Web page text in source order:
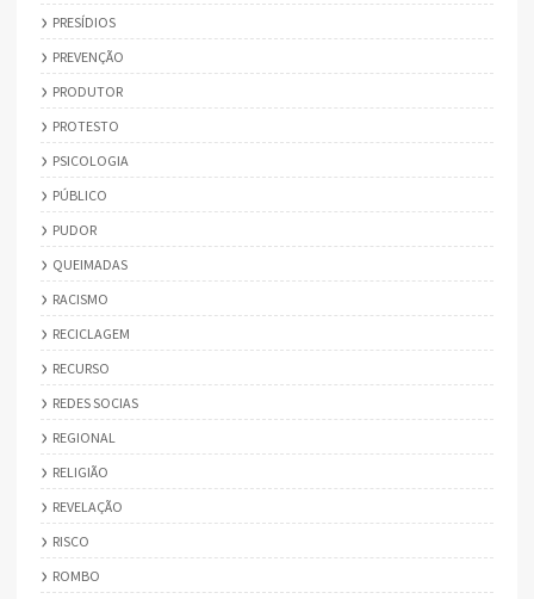
PRESÍDIOS
PREVENÇÃO
PRODUTOR
PROTESTO
PSICOLOGIA
PÚBLICO
PUDOR
QUEIMADAS
RACISMO
RECICLAGEM
RECURSO
REDES SOCIAS
REGIONAL
RELIGIÃO
REVELAÇÃO
RISCO
ROMBO